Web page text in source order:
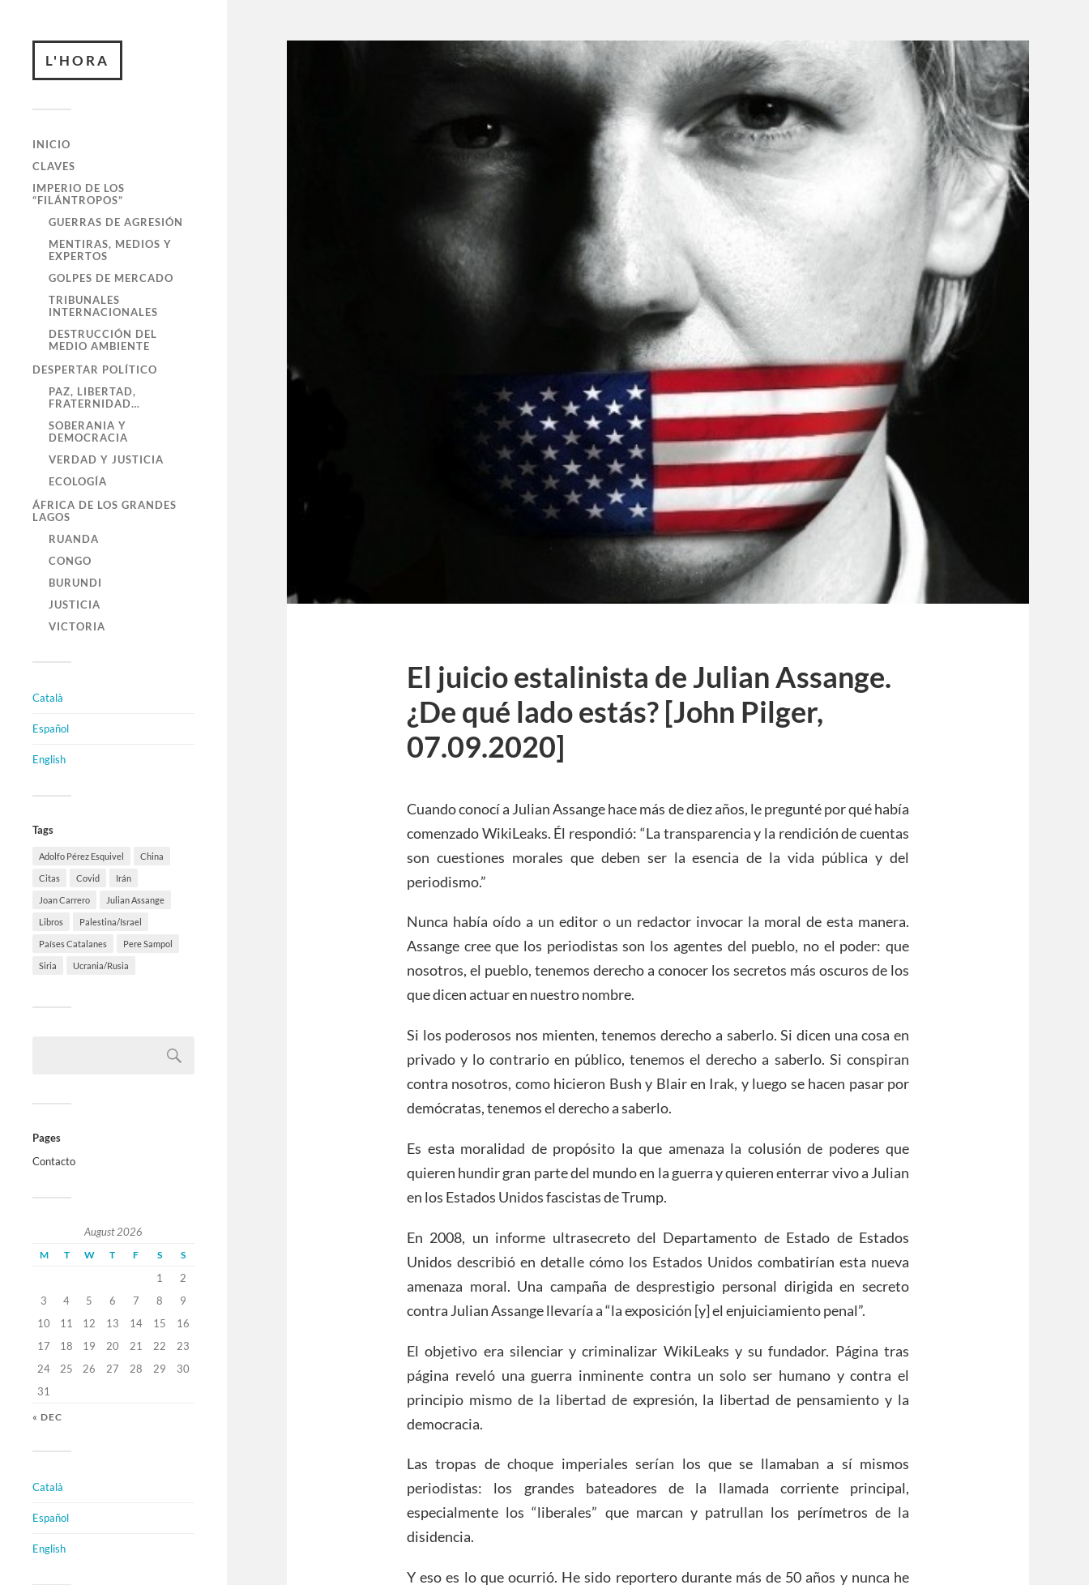
L'HORA
INICIO
CLAVES
IMPERIO DE LOS
“FILÁNTROPOS”
GUERRAS DE AGRESIÓN
MENTIRAS, MEDIOS Y
EXPERTOS
GOLPES DE MERCADO
TRIBUNALES
INTERNACIONALES
DESTRUCCIÓN DEL
MEDIO AMBIENTE
DESPERTAR POLÍTICO
PAZ, LIBERTAD,
FRATERNIDAD…
SOBERANIA Y
DEMOCRACIA
VERDAD Y JUSTICIA
ECOLOGÍA
ÁFRICA DE LOS GRANDES
LAGOS
RUANDA
CONGO
BURUNDI
JUSTICIA
VICTORIA
Català
Español
English
Tags
Adolfo Pérez Esquivel China
Citas Covid Irán
Joan Carrero Julian Assange
Libros Palestina/Israel
Países Catalanes Pere Sampol
Siria Ucrania/Rusia
Pages
Contacto
August 2026
M T W T F S S
1
2
3
4 5 6 7 8
9
10
11 12 13 14 15
16
17
18 19 20 21 22
23
24
25 26 27 28 29
30
31
« DEC
Català
Español
English
El juicio estalinista de Julian Assange.
¿De qué lado estás? [John Pilger,
07.09.2020]
Cuando conocí a Julian Assange hace más de diez años, le pregunté por qué había
comenzado WikiLeaks. Él respondió: “La transparencia y la rendición de cuentas
son cuestiones morales que deben ser la esencia de la vida pública y del
periodismo.”
Nunca había oído a un editor o un redactor invocar la moral de esta manera.
Assange cree que los periodistas son los agentes del pueblo, no el poder: que
nosotros, el pueblo, tenemos derecho a conocer los secretos más oscuros de los
que dicen actuar en nuestro nombre.
Si los poderosos nos mienten, tenemos derecho a saberlo. Si dicen una cosa en
privado y lo contrario en público, tenemos el derecho a saberlo. Si conspiran
contra nosotros, como hicieron Bush y Blair en Irak, y luego se hacen pasar por
demócratas, tenemos el derecho a saberlo.
Es esta moralidad de propósito la que amenaza la colusión de poderes que
quieren hundir gran parte del mundo en la guerra y quieren enterrar vivo a Julian
en los Estados Unidos fascistas de Trump.
En 2008, un informe ultrasecreto del Departamento de Estado de Estados
Unidos describió en detalle cómo los Estados Unidos combatirían esta nueva
amenaza moral. Una campaña de desprestigio personal dirigida en secreto
contra Julian Assange llevaría a “la exposición [y] el enjuiciamiento penal”.
El objetivo era silenciar y criminalizar WikiLeaks y su fundador. Página tras
página reveló una guerra inminente contra un solo ser humano y contra el
principio mismo de la libertad de expresión, la libertad de pensamiento y la
democracia.
Las tropas de choque imperiales serían los que se llamaban a sí mismos
periodistas: los grandes bateadores de la llamada corriente principal,
especialmente los “liberales” que marcan y patrullan los perímetros de la
disidencia.
Y eso es lo que ocurrió. He sido reportero durante más de 50 años y nunca he